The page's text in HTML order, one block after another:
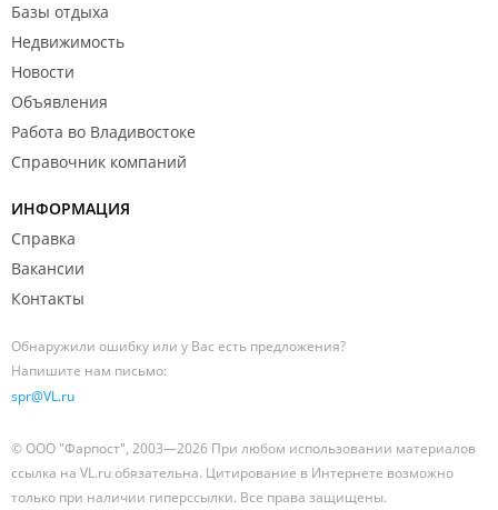
Базы отдыха
Недвижимость
Новости
Объявления
Работа во Владивостоке
Справочник компаний
ИНФОРМАЦИЯ
Справка
Вакансии
Контакты
Обнаружили ошибку или у Вас есть предложения?
Напишите нам письмо:
spr@VL.ru
© ООО "Фарпост", 2003—2026 При любом использовании материалов
ссылка на VL.ru обязательна. Цитирование в Интернете возможно
только при наличии гиперссылки. Все права защищены.